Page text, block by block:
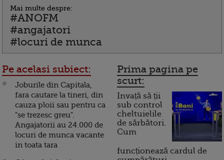
Mai multe despre:
#ANOFM
#angajatori
#locuri de munca
Pe acelasi subiect:
Joburile din Capitala,
fara cautare la tineri, din
cauza ploii sau pentru ca
"se trezesc greu".
Angajatorii au 24.000 de
locuri de munca vacante
in toata tara
Prima pagina pe
scurt:
Invață să ții
sub control
cheltuielile
de sărbători.
Cum
funcționează cardul de